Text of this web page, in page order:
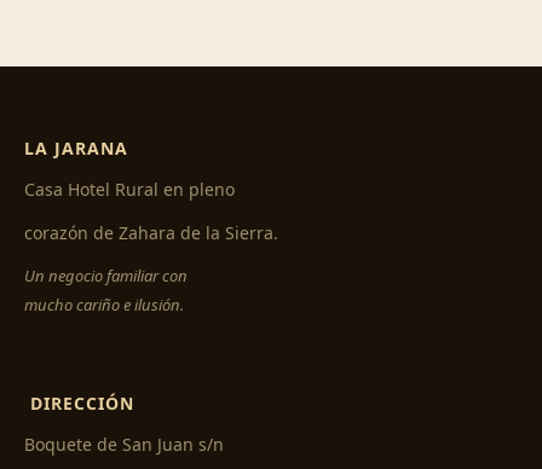
LA JARANA
Casa Hotel Rural en pleno
corazón de Zahara de la Sierra.
Un negocio familiar con
mucho cariño e ilusión.
DIRECCIÓN
Boquete de San Juan s/n